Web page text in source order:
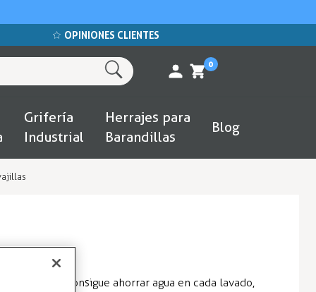
OPINIONES CLIENTES
0
Grifería
Industrial
Herrajes para
Barandillas
Blog
ahorrar agua en cada lavado,